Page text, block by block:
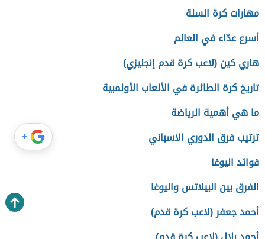
مهارات كرة السلة
أسرع عدّاء في العالم
هاري كين (لاعب كرة قدم إنجليزي)
تاريخ كرة الطائرة في الألعاب الأولمبية
ما هي أهمية الرياضة
ترتيب فرق الدوري الاسباني
فوائد اليوغا
الفرق بين البيلاتس واليوغا
أحمد جعفر (لاعب كرة قدم)
+